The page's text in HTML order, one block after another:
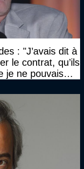
: "J’avais dit à
le contrat, qu’ils
je ne pouvais